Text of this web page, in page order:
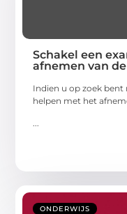
Schakel een
afnemen van
Indien u op zoek bent
helpen met het
...
ONDERWIJS